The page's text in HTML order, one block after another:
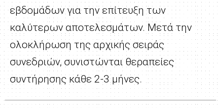
εβδομάδων για την επίτευξη των
καλύτερων αποτελεσμάτων. Μετά την
ολοκλήρωση της αρχικής σειράς
συνεδριών, συνιστώνται θεραπείες
συντήρησης κάθε 2-3 μήνες.